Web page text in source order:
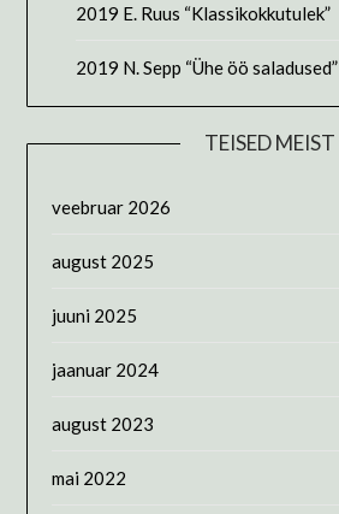
2019 E. Ruus “Klassikokkutulek”
2019 N. Sepp “Ühe öö saladused”
TEISED MEIST
veebruar 2026
august 2025
juuni 2025
jaanuar 2024
august 2023
mai 2022